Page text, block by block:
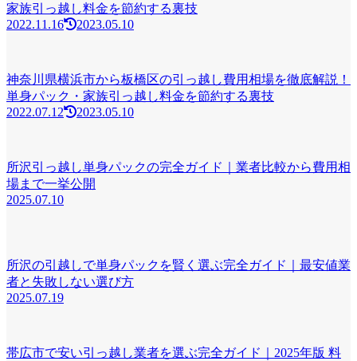
家族引っ越し料金を節約する裏技
2022.11.16
2023.05.10
神奈川県横浜市から板橋区の引っ越し費用相場を徹底解説！
単身パック・家族引っ越し料金を節約する裏技
2022.07.12
2023.05.10
所沢引っ越し単身パックの完全ガイド｜業者比較から費用相
場まで一挙公開
2025.07.10
所沢の引越しで単身パックを賢く選ぶ完全ガイド｜最安値業
者と失敗しない選び方
2025.07.19
帯広市で安い引っ越し業者を選ぶ完全ガイド｜2025年版 料